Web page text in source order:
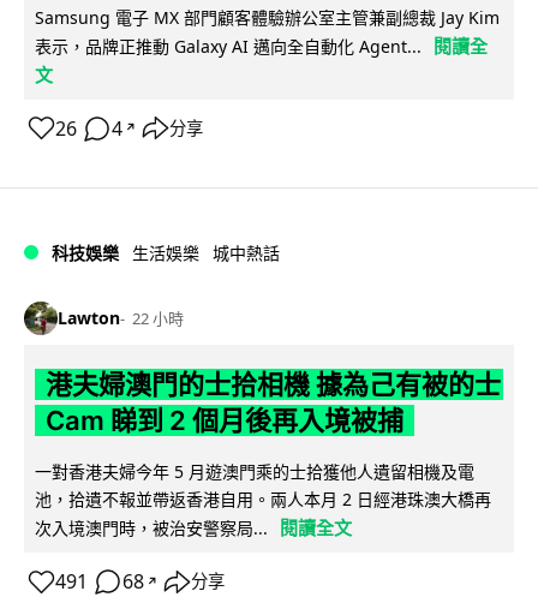
Samsung 電子 MX 部門顧客體驗辦公室主管兼副總裁 Jay Kim
表示，品牌正推動 Galaxy AI 邁向全自動化 Agent...
閱讀全
文
26 4 ↗ 分享
科技娛樂 生活娛樂 城中熱話
Lawton 22 小時
港夫婦澳門的士拾相機 據為己有被的士
Cam 睇到 2 個月後再入境被捕
一對香港夫婦今年 5 月遊澳門乘的士拾獲他人遺留相機及電
池，拾遺不報並帶返香港自用。兩人本月 2 日經港珠澳大橋再
次入境澳門時，被治安警察局...
閱讀全文
491 68 ↗ 分享